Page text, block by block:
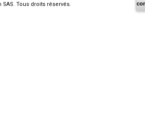
SAS. Tous droits réservés.